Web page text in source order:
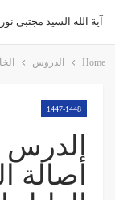
آية الله السيد مجتبى
Home الدروس
1447-1448
الدرس
أصالة